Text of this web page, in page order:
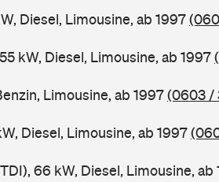
Diesel, Limousine, ab 1997
kW, Diesel, Limousine, ab 1997
Limousine, ab 1997(0603 /
Diesel, Limousine, ab 1997
66 kW, Diesel, Limousine, ab